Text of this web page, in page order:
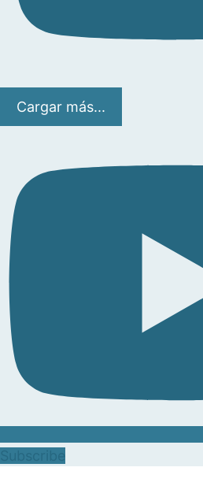
Cargar más...